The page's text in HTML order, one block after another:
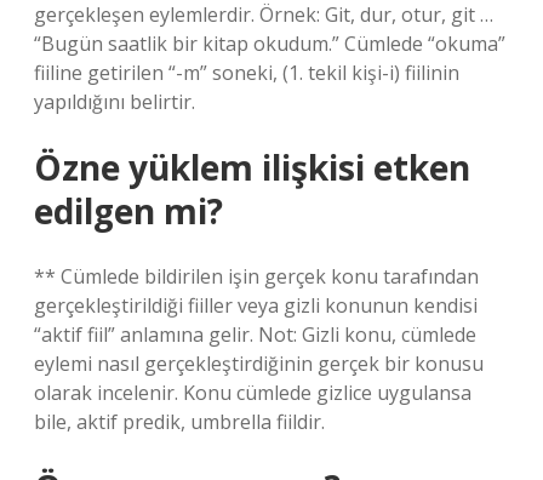
gerçekleşen eylemlerdir. Örnek: Git, dur, otur, git …
“Bugün saatlik bir kitap okudum.” Cümlede “okuma”
fiiline getirilen “-m” soneki, (1. tekil kişi-i) fiilinin
yapıldığını belirtir.
Özne yüklem ilişkisi etken
edilgen mi?
** Cümlede bildirilen işin gerçek konu tarafından
gerçekleştirildiği fiiller veya gizli konunun kendisi
“aktif fiil” anlamına gelir. Not: Gizli konu, cümlede
eylemi nasıl gerçekleştirdiğinin gerçek bir konusu
olarak incelenir. Konu cümlede gizlice uygulansa
bile, aktif predik, umbrella fiildir.